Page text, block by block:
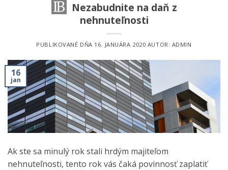
Nezabudnite na daň z
nehnuteľnosti
PUBLIKOVANÉ DŇA 16. JANUÁRA 2020 AUTOR: ADMIN
16
jan
Ak ste sa minulý rok stali hrdým majiteľom
nehnuteľnosti, tento rok vás čaká povinnosť zaplatiť